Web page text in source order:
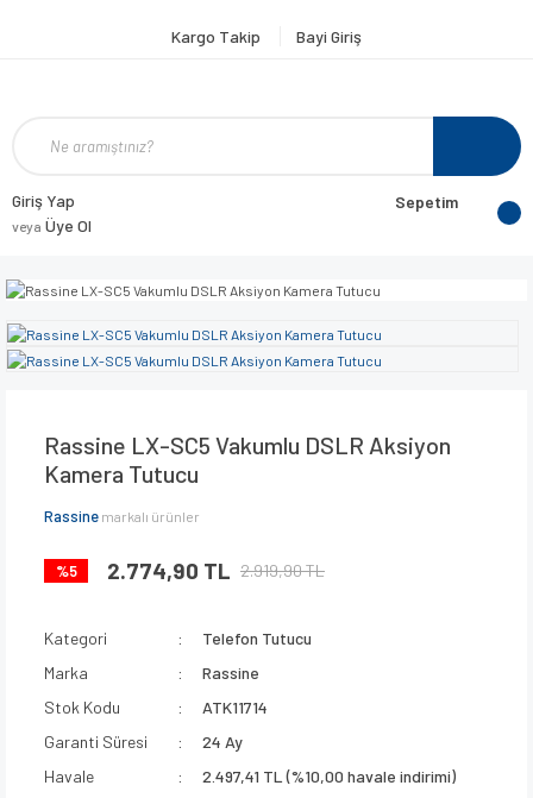
Kargo Takip Bayi Giriş
Giriş Yap
veya Üye Ol
Sepetim
Rassine LX-SC5 Vakumlu DSLR Aksiyon
Kamera Tutucu
Rassine markalı ürünler
%5 2.774,90 TL 2.919,90 TL
Kategori
Telefon Tutucu
Marka
Rassine
Stok Kodu
ATK11714
Garanti Süresi
24 Ay
Havale
2.497,41 TL (%10,00 havale indirimi)